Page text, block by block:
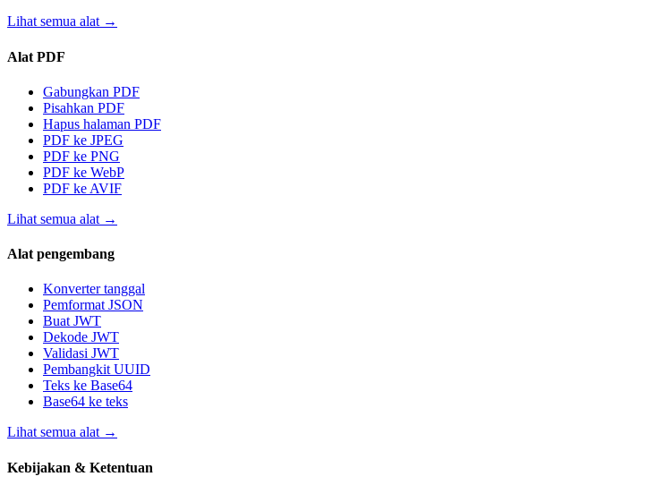
Lihat semua alat→
Alat PDF
Gabungkan PDF
Pisahkan PDF
Hapus halaman PDF
PDF ke JPEG
PDF ke PNG
PDF ke WebP
PDF ke AVIF
Lihat semua alat →
Alat pengembang
Konverter tanggal
Pemformat JSON
Buat JWT
Dekode JWT
Validasi JWT
Pembangkit UUID
Teks ke Base64
Base64 ke teks
Lihat semua alat→
Kebijakan & Ketentuan